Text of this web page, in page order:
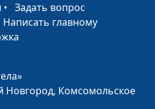
священнослужитель
Михаил Севастьянов,
Михаил Севастьянов,
священнослужитель
• Задать вопрос
Написать главному
Новгород, Комсомольское